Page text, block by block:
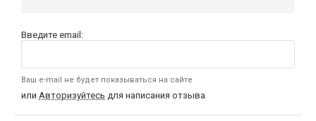
Введите email:
Ваш e-mail не будет показываться на сайте
или Авторизуйтесь для написания отзыва